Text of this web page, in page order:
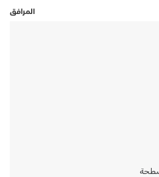
وإمكانية الحجز السلس. تقع الغرفة ضمن
والدش
من جميع مستويات القدرة الحركية، ممن
المرافق